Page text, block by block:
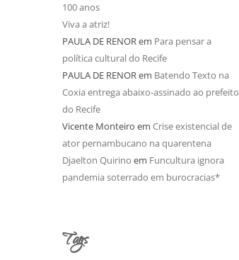
100 anos
Viva a atriz!
PAULA DE RENORem Para pensar a
política cultural do Recife
PAULA DE RENORem Batendo Texto na
Coxia entrega abaixo-assinado ao prefeito
do Recife
Vicente Monteiro em Crise existencial de
ator pernambucano na quarentena
Djaelton Quirino em Funcultura ignora
pandemia soterrado em burocracias*
Tags